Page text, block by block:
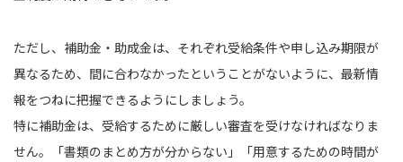
ただし、補助金・助成金は、それぞれ受給条件や申し込み期限が
異なるため、間に合わなかったということがないように、最新情
報をつねに把握できるようにしましょう。
特に補助金は、受給するために厳しい審査を受けなければなりま
せん。「書類のまとめ方が分からない」「用意するための時間が